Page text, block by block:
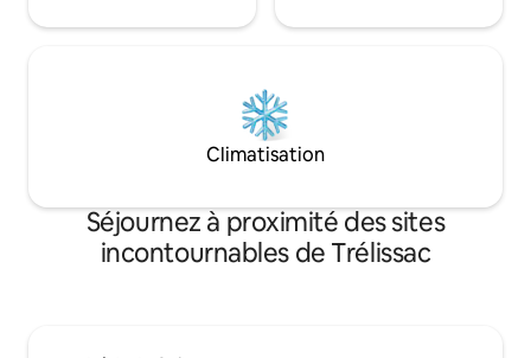
Climatisation
Séjournez à proximité des sites
incontournables de Trélissac